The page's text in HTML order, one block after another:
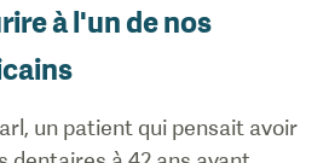
à l'un de nos
un patient qui pensait avoir